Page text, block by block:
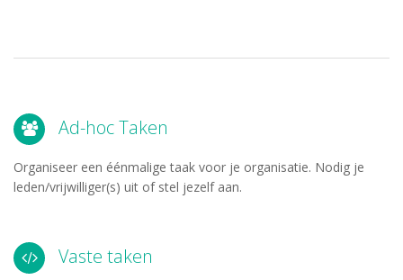
Ad-hoc Taken
Organiseer een éénmalige taak voor je organisatie. Nodig je
leden/vrijwilliger(s) uit of stel jezelf aan.
Vaste taken